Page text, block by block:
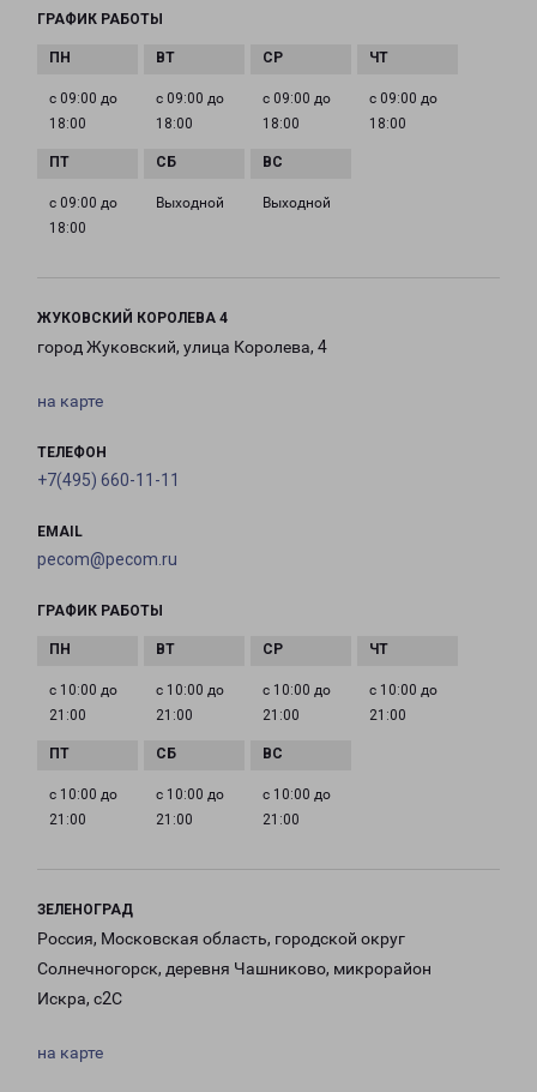
ГРАФИК РАБОТЫ
с 09:00 до
18:00
с 09:00 до
18:00
с 09:00 до
18:00
с 09:00 до
18:00
с 09:00 до
18:00
Выходной Выходной
ЖУКОВСКИЙ КОРОЛЕВА 4
город Жуковский, улица Королева, 4
на карте
ТЕЛЕФОН
+7(495) 660-11-11
EMAIL
pecom@pecom.ru
ГРАФИК РАБОТЫ
с 10:00 до
21:00
с 10:00 до
21:00
с 10:00 до
21:00
с 10:00 до
21:00
с 10:00 до
21:00
с 10:00 до
21:00
с 10:00 до
21:00
ЗЕЛЕНОГРАД
Россия, Московская область, городской округ
Солнечногорск, деревня Чашниково, микрорайон
Искра, с2С
на карте